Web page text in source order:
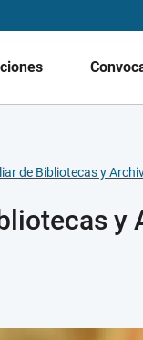
de Bibliotecas y
y